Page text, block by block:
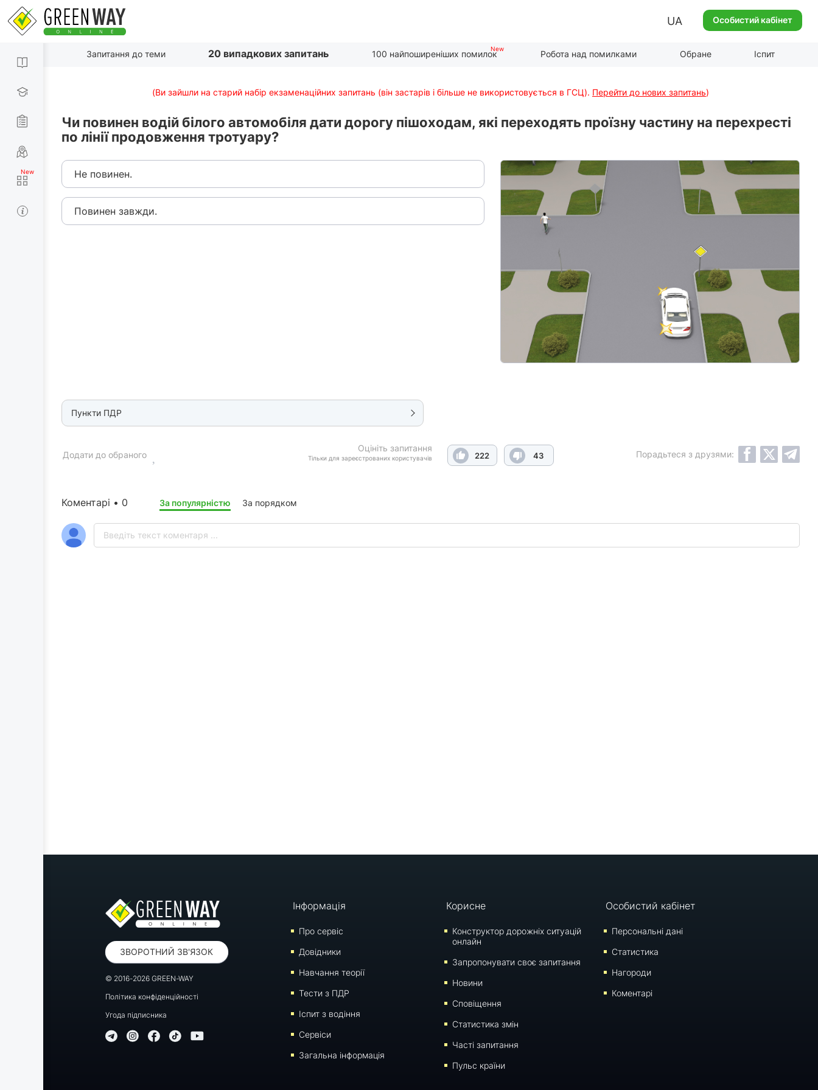
UA Особистий кабінет
Запитання до теми 20 випадкових запитань 100 найпоширеніших помилок Робота над помилками Обране Іспит
(Ви зайшли на старий набір екзаменаційних запитань (він застарів і більше не використовується в ГСЦ). Перейти до нових запитань)
Чи повинен водій білого автомобіля дати дорогу пішоходам, які переходять проїзну частину на перехресті
по лінії продовження тротуару?
Не повинен.
Повинен завжди.
Пункти ПДР
Оцініть запитання
Тільки для зареєстрованих користувачів 222 43
Додати до обраного Порадьтеся з друзями:
Коментарі • 0 За популярністю За порядком
ЗВОРОТНИЙ ЗВ'ЯЗОК
© 2016-2026 GREEN-WAY
Політика конфіденційності
Угода підписника
Інформація
Про сервіс
Довідники
Навчання теорії
Тести з ПДР
Iспит з водіння
Сервіси
Загальна інформація
Корисне
Конструктор дорожніх ситуацій
онлайн
Запропонувати своє запитання
Новини
Сповіщення
Статистика змін
Часті запитання
Пульс країни
Особистий кабінет
Персональні дані
Статистика
Нагороди
Коментарі